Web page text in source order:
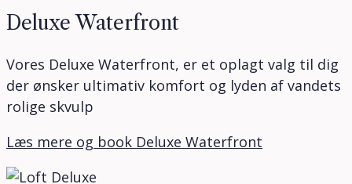
Deluxe Waterfront
Vores Deluxe Waterfront, er et oplagt valg til dig
der ønsker ultimativ komfort og lyden af vandets
rolige skvulp
Læs mere og book Deluxe Waterfront